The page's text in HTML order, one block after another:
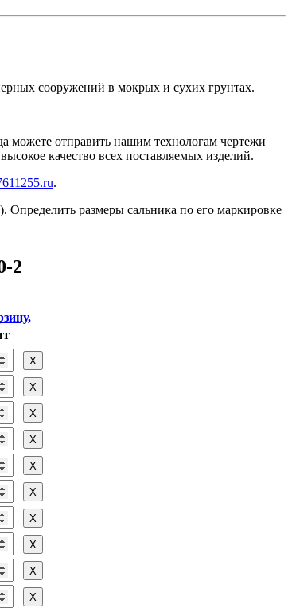
сооружений в мокрых и сухих грунтах.
можете отправить нашим технологам чертежи
качество всех поставляемых изделий.
.
размеры сальника по его маркировке
2
Х
Х
Х
Х
Х
Х
Х
Х
Х
Х